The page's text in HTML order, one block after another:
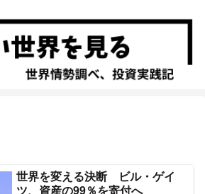
世界を変える決断 ビル・ゲイ
ツ、資産の99％を寄付へ